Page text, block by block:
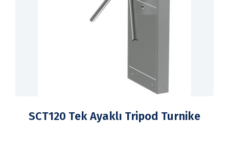
SCT120 Tek Ayaklı Tripod Turnike